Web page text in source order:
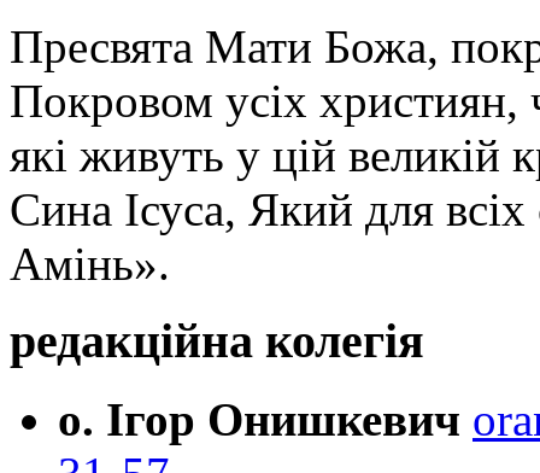
Пресвята Мати Божа,
Покровом усіх християн,
які живуть у цій великій
Сина Ісуса, Який для
Амінь».
редакційна колегія
о. Ігор Онишкевич